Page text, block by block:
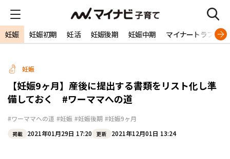
妊娠 妊娠初期 妊活 妊娠後期 妊娠中期 マイナートラブル
妊娠
【妊娠9ヶ月】産後に提出する書類をリスト化し準
備しておく #ワーママへの道
#ワーママへの道 #妊娠 #妊娠後期 #妊娠9ヶ月
掲載 2021年01月29日 17:20 更新 2021年12月01日 13:24